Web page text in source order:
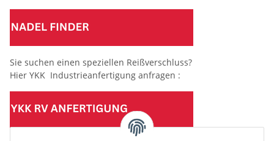
Sie suchen einen speziellen Reißverschluss?
Hier YKK Industrieanfertigung anfragen :
(Mindesttabnahmemenge 10 Stück je Länge und Farbe)